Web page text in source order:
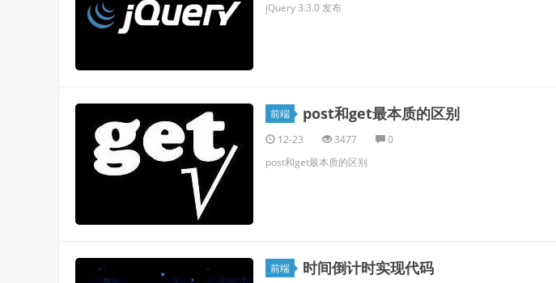
jQuery 3.3.0 发布
前端 post和get最本质的区别
12-23 3477
0
post和get最本质的区别
前端 时间倒计时实现代码